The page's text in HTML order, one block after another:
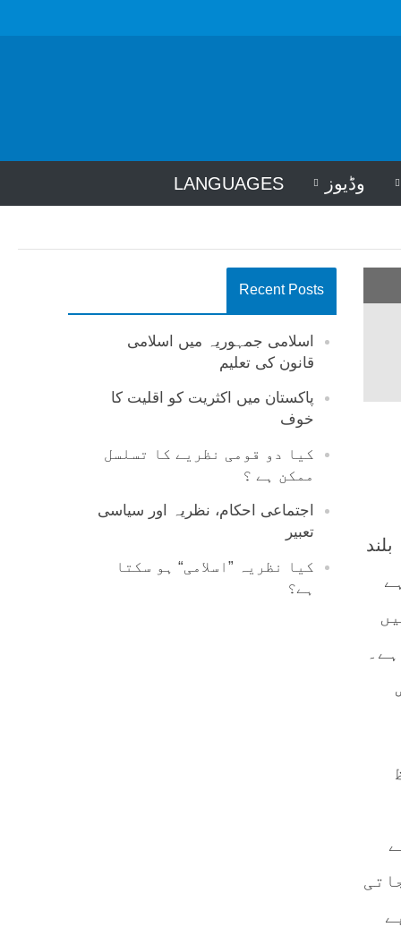
وڈیوز LANGUAGES
Recent Posts
اسلامی جمہوریہ میں اسلامی
قانون کی تعلیم
پاکستان میں اکثریت کو اقلیت کا
خوف
کیا دو قومی نظریے کا تسلسل
ممکن ہے ؟
اجتماعی احکام، نظریہ اور سیاسی
تعبیر
کیا نظریہ ”اسلامی“ ہو سکتا
ہے؟
623 ہجری میں